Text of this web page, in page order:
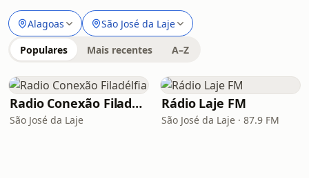
Alagoas São José da Laje
Populares Mais recentes A–Z
Radio Conexão Filadélfia
São José da Laje
Rádio Laje FM
São José da Laje · 87.9 FM